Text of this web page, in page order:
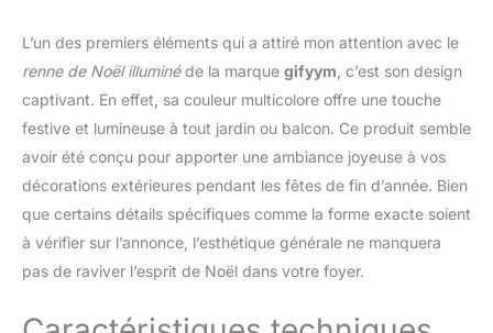
un manuel d'utilisation et les
pièces de connexion
nécessaires, pour que la
debout en quelques minutes,
la mise en place de cette
structure élaborée est
beaucoup plus facile que
vous ne le pensez.
【Lumières LED】 Illuminez
vos nuits de vacances avec
de lumières LED chaudes
L’un des premiers éléments qui a attiré mon attention avec le
renne de Noël illuminéde la marque gifyym , c’est son design
captivant. En effet, sa couleur multicolore offre une touche
festive et lumineuse à tout jardin ou balcon. Ce produit semble
avoir été conçu pour apporter une ambiance joyeuse à vos
décorations extérieures pendant les fêtes de fin d’année. Bien
que certains détails spécifiques comme la forme exacte soient
à vérifier sur l’annonce, l’esthétique générale ne manquera
pas de raviver l’esprit de Noël dans votre foyer.